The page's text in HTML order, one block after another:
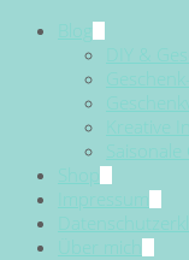
Blog
DIY &
Kreative
Saisonale
Shop
Impressum
Über mich